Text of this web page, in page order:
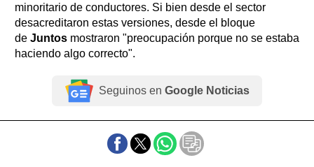
minoritario de conductores. Si bien desde el sector
desacreditaron estas versiones, desde el bloque
de Juntos mostraron "preocupación porque no se estaba
haciendo algo correcto".
Seguinos en Google Noticias